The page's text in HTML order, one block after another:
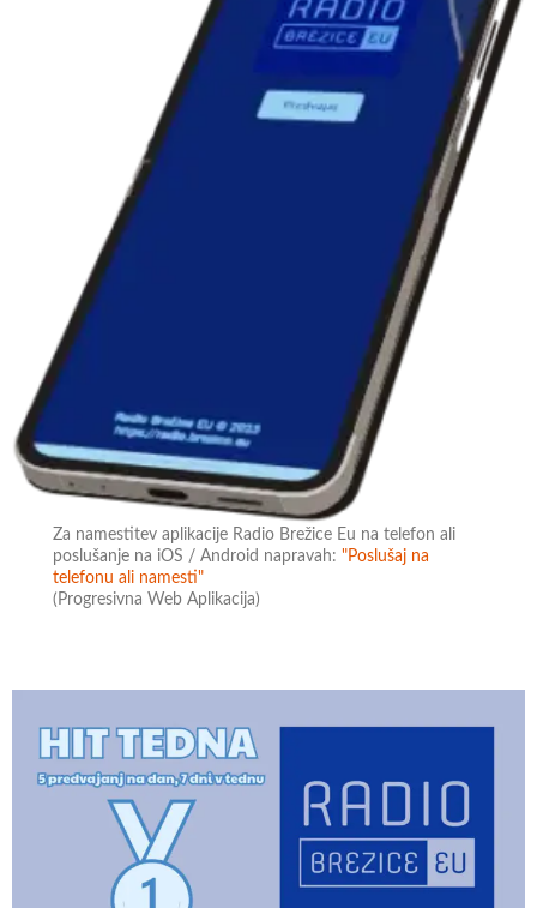
Za namestitev aplikacije Radio Brežice Eu na telefon ali
poslušanje na iOS / Android napravah:"Poslušaj na
telefonu ali namesti"
(Progresivna Web Aplikacija)